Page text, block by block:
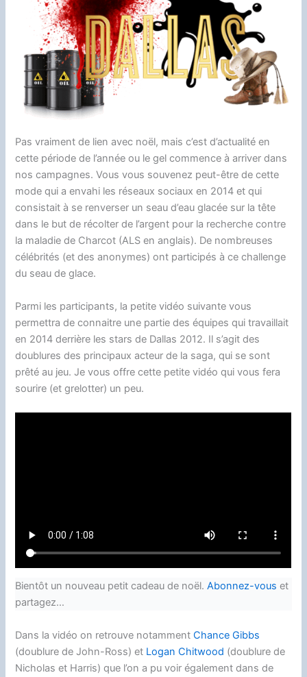
o
k
y
g
e
r
o
k
g
e
r
Pas vraiment de lien avec noël, mais c’est d’actualité en
cette période de l’année ou le gel commence à arriver dans
nos campagnes. Vous vous souvenez peut-être de cette
mode qui a envahi les réseaux sociaux en 2014 et qui
consistait à se renverser un seau d’eau glacée sur la tête
dans le but de récolter de l’argent pour la recherche contre
la maladie de Charcot (ALS en anglais). De nombreuses
célébrités (et des anonymes) ont participés à ce challenge
du seau de glace.
Parmi les participants, la petite vidéo suivante vous
permettra de connaitre une partie des équipes qui travaillait
en 2014 derrière les stars de Dallas 2012. Il s’agit des
doublures des principaux acteur de la saga, qui se sont
prêté au jeu. Je vous offre cette petite vidéo qui vous fera
sourire (et grelotter) un peu.
Bientôt un nouveau petit cadeau de noël.Abonnez-vous et
partagez…
Dans la vidéo on retrouve notammentChance Gibbs
(doublure de John-Ross) et Logan Chitwood (doublure de
Nicholas et Harris) que l’on a pu voir également dans de